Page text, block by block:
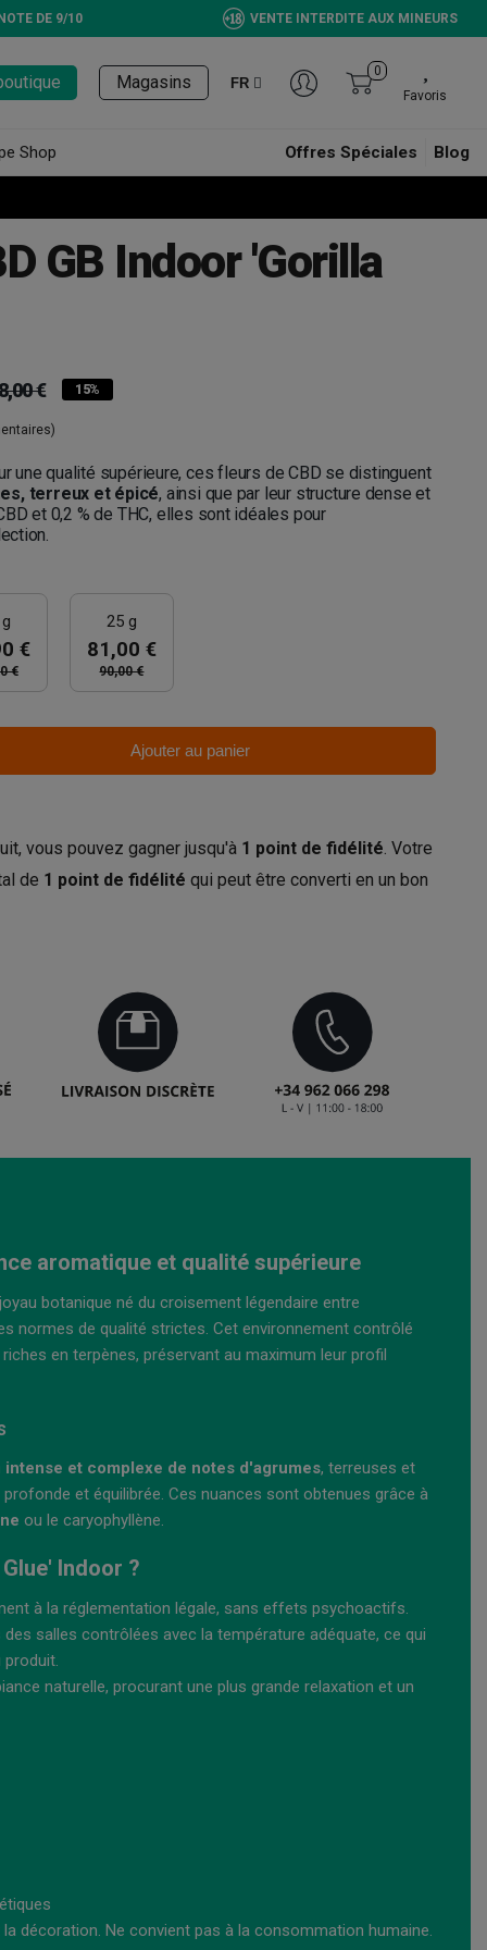
DE 9/10 VENTE INTERDITE AUX MINEURS
Magasins FR
0
Favoris
Shop Offres Spéciales Blog
GB Indoor 'Gorilla
€ 15%
une qualité supérieure, ces fleurs de CBD se distinguent
terreux et épicé, ainsi que par leur structure dense et
et 0,2 % de THC, elles sont idéales pour
€
€
25 g
81,00 €
90,00 €
Ajouter au panier
vous pouvez gagner jusqu'à 1 point de fidélité. Votre
de 1 point de fidélité qui peut être converti en un bon
aromatique et qualité supérieure
botanique né du croisement légendaire entre
normes de qualité strictes. Cet environnement contrôlé
en terpènes, préservant au maximum leur profil
intense et complexe de notes d'agrumes, terreuses et
et équilibrée. Ces nuances sont obtenues grâce à
ou le caryophyllène.
Indoor ?
à la réglementation légale, sans effets psychoactifs.
salles contrôlées avec la température adéquate, ce qui
naturelle, procurant une plus grande relaxation et un
décoration. Ne convient pas à la consommation humaine.